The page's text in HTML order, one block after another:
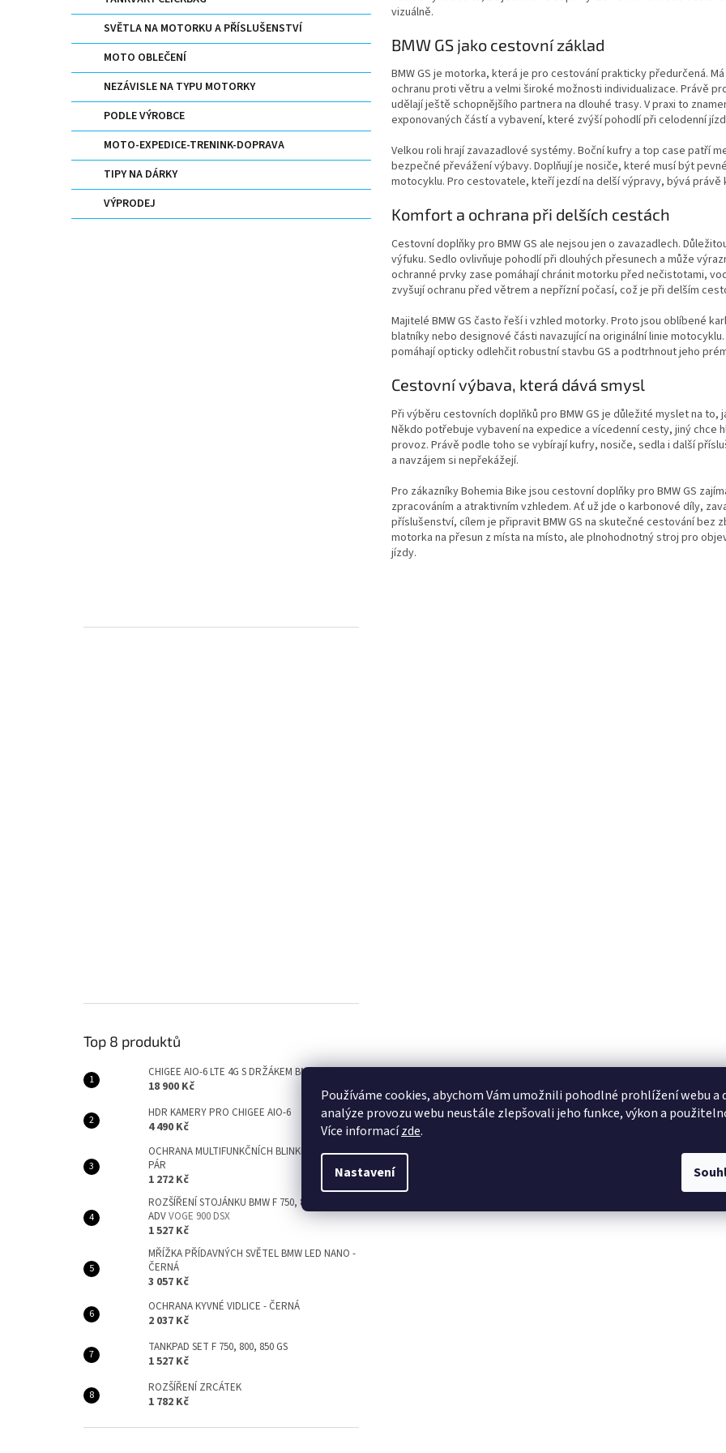
Používáme cookies, abychom Vám umožnili pohodlné prohlížení webu a
analýze provozu webu neustále zlepšovali jeho funkce, výkon a
Více informacízde.
Nastavení
SVĚTLA NA MOTORKU A PŘÍSLUŠENSTVÍ
MOTO OBLEČENÍ
NEZÁVISLE NA TYPU MOTORKY
PODLE VÝROBCE
MOTO-EXPEDICE-TRENINK-DOPRAVA
TIPY NA DÁRKY
VÝPRODEJ
Top 8 produktů
CHIGEE AIO-6 LTE 4G S DRŽÁKEM BMW
18 900 Kč
HDR KAMERY PRO CHIGEE AIO-6
4 490 Kč
OCHRANA MULTIFUNKČNÍCH BLINKRŮ DLOUHÁ -
PÁR
1 272 Kč
ROZŠÍŘENÍ STOJÁNKU BMW F 750, 800, 850 GS +
ADVVOGE 900 DSX
1 527 Kč
MŘÍŽKA PŘÍDAVNÝCH SVĚTEL BMW LED NANO -
ČERNÁ
3 057 Kč
OCHRANA KYVNÉ VIDLICE - ČERNÁ
2 037 Kč
TANKPAD SET F 750, 800, 850 GS
1 527 Kč
ROZŠÍŘENÍ ZRCÁTEK
1 782 Kč
vizuálně.
BMW GS jako cestovní základ
BMW GS je motorka, která je pro cestování prakticky předurčená.
ochranu proti větru a velmi široké možnosti individualizace. Právě
udělají ještě schopnějšího partnera na dlouhé trasy. V praxi to
exponovaných částí a vybavení, které zvýší pohodlí při celodenní
Velkou roli hrají zavazadlové systémy. Boční kufry a top case patří
bezpečné převážení výbavy. Doplňují je nosiče, které musí být
motocyklu. Pro cestovatele, kteří jezdí na delší výpravy, bývá právě
Komfort a ochrana při delších cestách
Cestovní doplňky pro BMW GS ale nejsou jen o zavazadlech.
výfuku. Sedlo ovlivňuje pohodlí při dlouhých přesunech a může
ochranné prvky zase pomáhají chránit motorku před nečistotami,
zvyšují ochranu před větrem a nepřízní počasí, což je při delším
Majitelé BMW GS často řeší i vzhled motorky. Proto jsou oblíbené
blatníky nebo designové části navazující na originální linie
pomáhají opticky odlehčit robustní stavbu GS a podtrhnout jeho
Cestovní výbava, která dává smysl
Při výběru cestovních doplňků pro BMW GS je důležité myslet na
Někdo potřebuje vybavení na expedice a vícedenní cesty, jiný
provoz. Právě podle toho se vybírají kufry, nosiče, sedla i další
a navzájem si nepřekážejí.
Pro zákazníky Bohemia Bike jsou cestovní doplňky pro BMW GS
zpracováním a atraktivním vzhledem. Ať už jde o karbonové díly,
příslušenství, cílem je připravit BMW GS na skutečné cestování bez
motorka na přesun z místa na místo, ale plnohodnotný stroj pro
jízdy.